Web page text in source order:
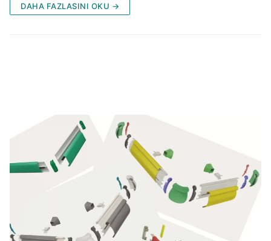
DAHA FAZLASINI OKU →